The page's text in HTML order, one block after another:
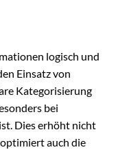
logisch und
Einsatz von
Kategorisierung
bei
Dies erhöht nicht
auch die